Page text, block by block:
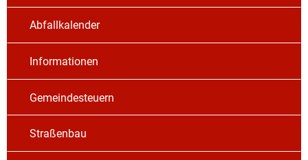
Abfallkalender
Informationen
Gemeindesteuern
Straßenbau